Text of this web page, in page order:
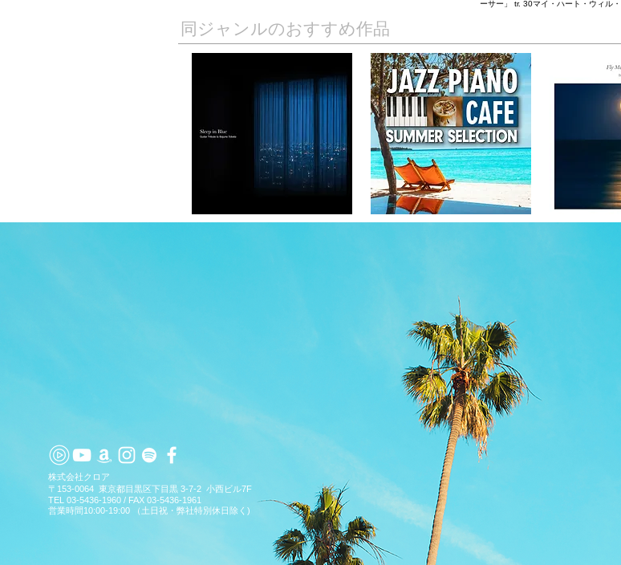
ーサー」 tr. 30マイ・ハート・ウィル
​同ジャンルのおすすめ作品
​株式会社クロア
〒153-0064 東京都目黒区下目黒 3-7-2 小西ビル7F
TEL 03-5436-1960 / FAX 03-5436-1961
営業時間10:00-19:00 （土日祝・弊社特別休日除く)